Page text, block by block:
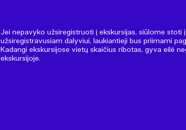
Jei nepavyko užsiregistruoti į ekskursijas, siūlome stoti
užsiregistravusiam dalyviui, laukiantieji bus priimami
Kadangi ekskursijose vietų skaičius ribotas, gyva eilė
ekskursijoje.